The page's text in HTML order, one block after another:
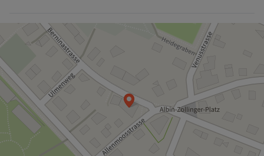
Nägel Körper Gesicht Coiffeur
Haarentfernung
Was unsere Kunden über Rana sagen
Professionell 15 Talentiert 11
Erfahren 11
Was unsere Kunden über Dara sagen
6